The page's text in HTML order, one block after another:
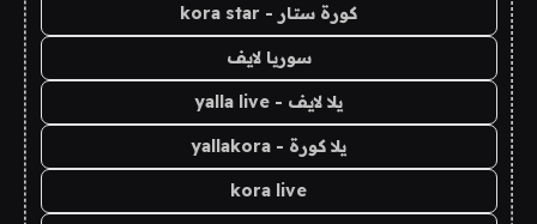
كورة ستار - kora star
سوريا لايف
يلا لايف - yalla live
يلا كورة - yallakora
kora live